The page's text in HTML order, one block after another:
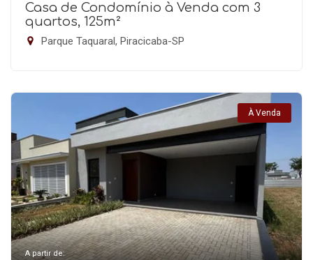
Casa de Condomínio à Venda com 3
quartos, 125m²
Parque Taquaral, Piracicaba-SP
À Venda
A partir de: